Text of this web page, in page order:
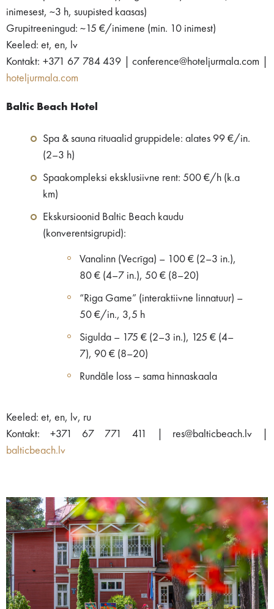
inimesest, ~3 h, suupisted kaasas)
Grupitreeningud: ~15 €/inimene (min. 10 inimest)
Keeled: et, en, lv
Kontakt: +371 67 784 439 | conference@hoteljurmala.com |
hoteljurmala.com
Baltic Beach Hotel
Spa & sauna rituaalid gruppidele: alates 99 €/in.
(2–3 h)
Spaakompleksi eksklusiivne rent: 500 €/h (k.a
km)
Ekskursioonid Baltic Beach kaudu
(konverentsigrupid):
Vanalinn (Vecrīga) – 100 € (2–3 in.),
80 € (4–7 in.), 50 € (8–20)
“Riga Game” (interaktiivne linnatuur) –
50 €/in., 3,5 h
Sigulda – 175 € (2–3 in.), 125 € (4–
7), 90 € (8–20)
Rundāle loss – sama hinnaskaala
Keeled: et, en, lv, ru
Kontakt: +371 67 771 411 | res@balticbeach.lv |
balticbeach.lv